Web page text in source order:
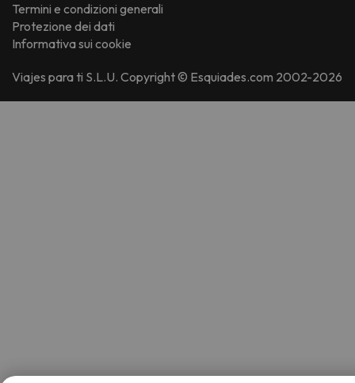
Termini e condizioni generali
Protezione dei dati
Informativa sui cookie
Viajes para ti S.L.U. Copyright © Esquiades.com 2002-2026